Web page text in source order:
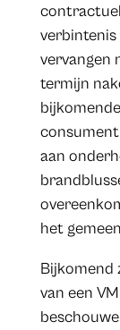
vervangen
termijn
aan
het
Bijkomend
van een